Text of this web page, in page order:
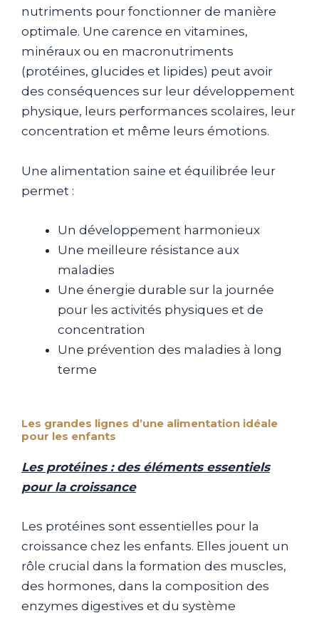
nutriments pour fonctionner de manière
optimale. Une carence en vitamines,
minéraux ou en macronutriments
(protéines, glucides et lipides) peut avoir
des conséquences sur leur développement
physique, leurs performances scolaires, leur
concentration et même leurs émotions.
Une alimentation saine et équilibrée leur
permet :
Un développement harmonieux
Une meilleure résistance aux
maladies
Une énergie durable sur la journée
pour les activités physiques et de
concentration
Une prévention des maladies à long
terme
Les grandes lignes d’une alimentation idéale
pour les enfants
Les protéines : des éléments essentiels
pour la croissance
Les protéines sont essentielles pour la
croissance chez les enfants. Elles jouent un
rôle crucial dans la formation des muscles,
des hormones, dans la composition des
enzymes digestives et du système